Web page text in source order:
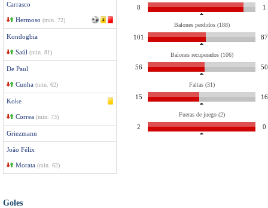
Carrasco
Hermoso (min. 72)
Kondogbia
Saúl (min. 81)
De Paul
Cunha (min. 62)
Koke
Correa (min. 73)
Griezmann
João Félix
Morata (min. 62)
8 1
Balones perdidos (188)
101 87
Balones recuperados (106)
56 50
Faltas (31)
15 16
Fueras de juego (2)
2 0
Goles